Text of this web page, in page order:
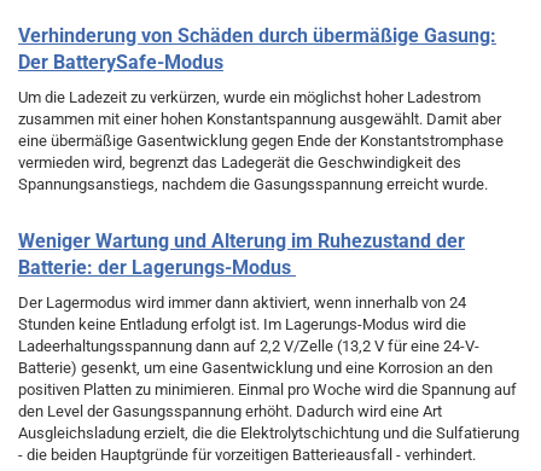
Verhinderung von Schäden durch übermäßige Gasung:
Der BatterySafe-Modus
Um die Ladezeit zu verkürzen, wurde ein möglichst hoher Ladestrom
zusammen mit einer hohen Konstantspannung ausgewählt. Damit aber
eine übermäßige Gasentwicklung gegen Ende der Konstantstromphase
vermieden wird, begrenzt das Ladegerät die Geschwindigkeit des
Spannungsanstiegs, nachdem die Gasungsspannung erreicht wurde.
Weniger Wartung und Alterung im Ruhezustand der
Batterie: der Lagerungs-Modus
Der Lagermodus wird immer dann aktiviert, wenn innerhalb von 24
Stunden keine Entladung erfolgt ist. Im Lagerungs-Modus wird die
Ladeerhaltungsspannung dann auf 2,2 V/Zelle (13,2 V für eine 24-V-
Batterie) gesenkt, um eine Gasentwicklung und eine Korrosion an den
positiven Platten zu minimieren. Einmal pro Woche wird die Spannung auf
den Level der Gasungsspannung erhöht. Dadurch wird eine Art
Ausgleichsladung erzielt, die die Elektrolytschichtung und die Sulfatierung
- die beiden Hauptgründe für vorzeitigen Batterieausfall - verhindert.